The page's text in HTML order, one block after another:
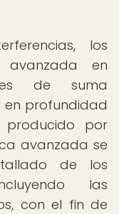
los
en
es de suma
profundidad
por
avanzada se
de los
las
con el fin de